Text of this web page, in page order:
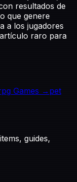
resultados de
que genere
a los jugadores
raro para
Games → pet
guides,